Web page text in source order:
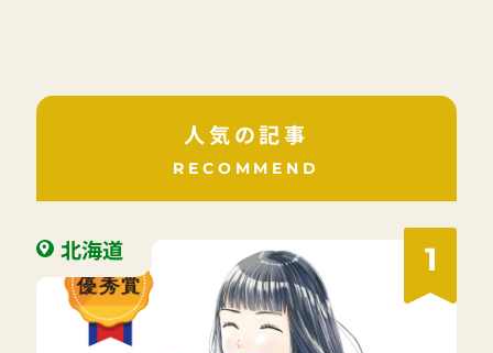
人気の記事
RECOMMEND
1
北海道